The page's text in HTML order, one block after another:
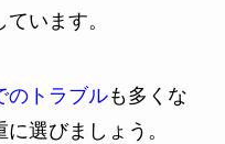
います。
のトラブルも多くな
選びましょう。